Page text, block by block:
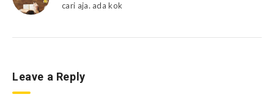
cari aja. ada kok
Leave a Reply